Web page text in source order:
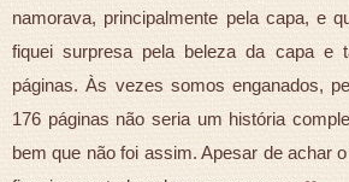
namorava, principalmente pela capa, e
fiquei surpresa pela beleza da capa e
páginas. Às vezes somos enganados,
176 páginas não seria um história
bem que não foi assim. Apesar de achar